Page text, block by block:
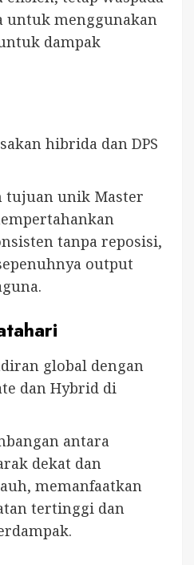
untuk menggunakan
dampak
hibrida dan DPS
tujuan unik Master
tanpa reposisi,
output
global dengan
dan Hybrid di
antara
dekat dan
memanfaatkan
tertinggi dan